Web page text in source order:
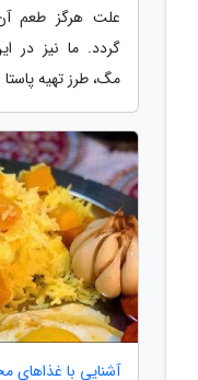
علت هرگز طعم آن
گردد. ما نیز در
مگ، طرز تهیه پاستا
آشنایی با غذاهای